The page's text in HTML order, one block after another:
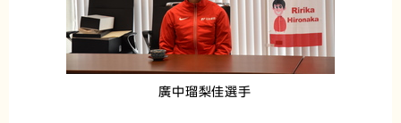
廣中瑠梨佳選手